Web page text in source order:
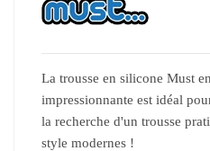
La trousse en silicone Must
impressionnante est idéal
la recherche d'un trousse
style modernes !